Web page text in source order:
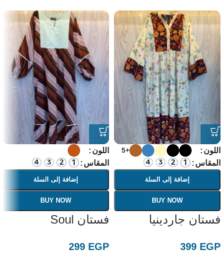
اللون +5
المقاس
إضافة إلى السلة
BUY NOW
فستان جاردينيا
399 EGP
اللون
المقاس
إضافة إلى السلة
BUY NOW
فستان Soul
299 EGP